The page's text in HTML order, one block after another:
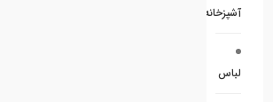
آشپزخانه
لباس